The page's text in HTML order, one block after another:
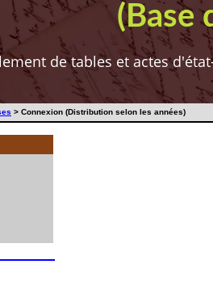
(Base
de tables et actes
> Connexion (Distribution selon les années)